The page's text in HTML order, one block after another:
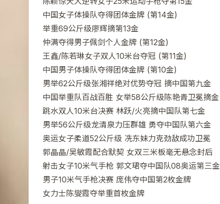
中国女子体操队夺得团体金牌 (第14金)
举重69公斤级廖辉摘第13金
仲满夺得男子佩剑个人金牌 (第12金)
王鑫/陈若琳女子双人10米台夺冠 (第11金)
中国男子体操队夺得团体金牌 (第10金)
男举62公斤级张湘祥绝对优势夺冠 摘中国第九金
中国举重队百战百胜 女举58公斤级陈艳青卫冕摘金
跳水双人10米台决赛 林跃/火亮摘中国队第七金
男举56公斤级龙清泉力压群雄 勇夺中国队第六金
奥运女子柔道52公斤级 冼东妹力克劲敌成功卫冕
郭晶晶/吴敏霞配合默契 女双三米板毫无悬念封后
射击女子10米气手枪 郭文珺夺中国队08奥运第三金
男子10米气手枪决赛 庞伟夺中国第2枚金牌
女力士陈燮霞夺举重首枚金牌